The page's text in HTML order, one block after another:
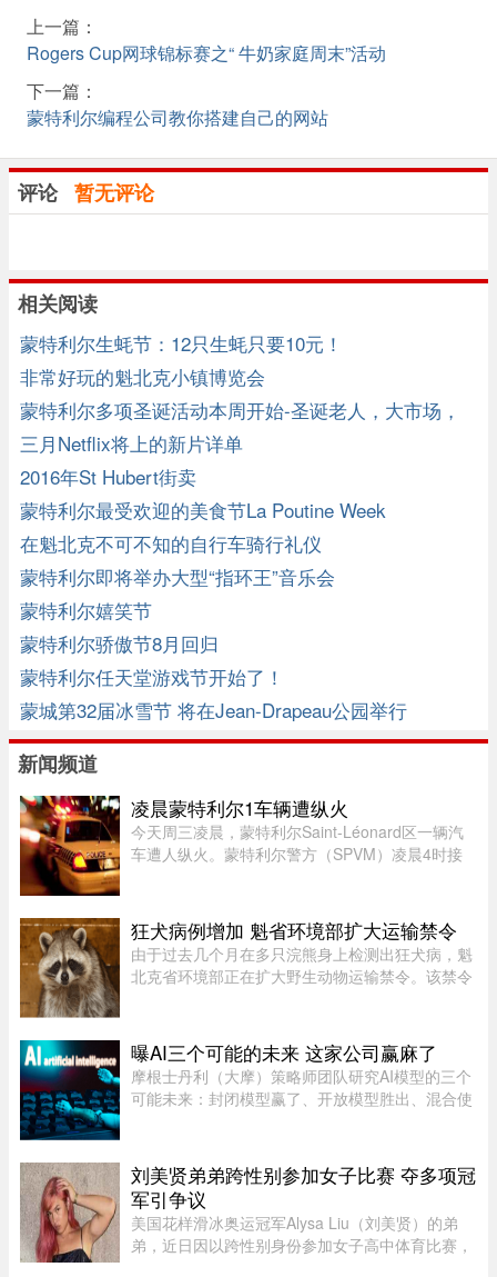
上一篇：
Rogers Cup网球锦标赛之“ 牛奶家庭周末”活动
下一篇：
蒙特利尔编程公司教你搭建自己的网站
评论 暂无评论
相关阅读
蒙特利尔生蚝节：12只生蚝只要10元！
非常好玩的魁北克小镇博览会
蒙特利尔多项圣诞活动本周开始-圣诞老人，大市场，
户外冰场 ... ...
三月Netflix将上的新片详单
2016年St Hubert街卖
蒙特利尔最受欢迎的美食节La Poutine Week
在魁北克不可不知的自行车骑行礼仪
蒙特利尔即将举办大型“指环王”音乐会
蒙特利尔嬉笑节
蒙特利尔骄傲节8月回归
蒙特利尔任天堂游戏节开始了！
蒙城第32届冰雪节 将在Jean-Drapeau公园举行
新闻频道
凌晨蒙特利尔1车辆遭纵火
今天周三凌晨，蒙特利尔Saint-Léonard区一辆汽
车遭人纵火。蒙特利尔警方（SPVM）凌晨4时接
Chèvrefils表示，警员抵达现场时，火 ...
狂犬病例增加 魁省环境部扩大运输禁令
由于过去几个月在多只浣熊身上检测出狂犬病，魁
北克省环境部正在扩大野生动物运输禁令。该禁令
五起延伸至 Centre-du- ...
曝AI三个可能的未来 这家公司赢麻了
摩根士丹利（大摩）策略师团队研究AI模型的三个
可能未来：封闭模型赢了、开放模型胜出、混合使
布的分析研究，指出AI市场 ...
刘美贤弟弟跨性别参加女子比赛 夺多项冠
军引争议
美国花样滑冰奥运冠军Alysa Liu（刘美贤）的弟
弟，近日因以跨性别身份参加女子高中体育比赛，